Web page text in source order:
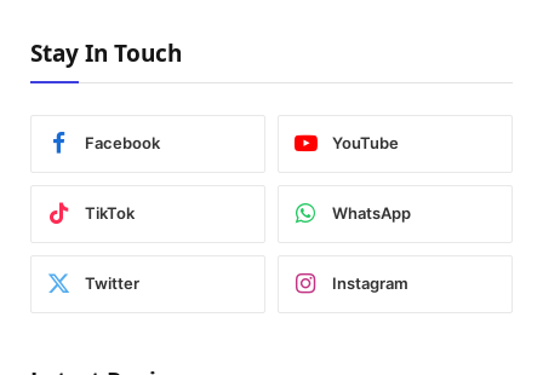
Stay In Touch
Facebook YouTube
TikTok WhatsApp
Twitter Instagram